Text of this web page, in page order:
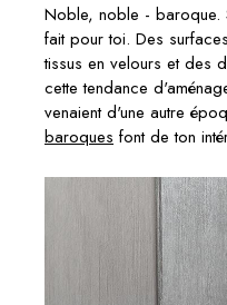
Noble, noble - baroque.
fait pour toi. Des
tissus en velours et des
cette tendance
venaient d'une autre
baroques font de ton